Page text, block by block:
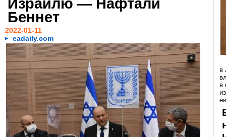
Беннет
2022-01-11
eadaily.com
в
в